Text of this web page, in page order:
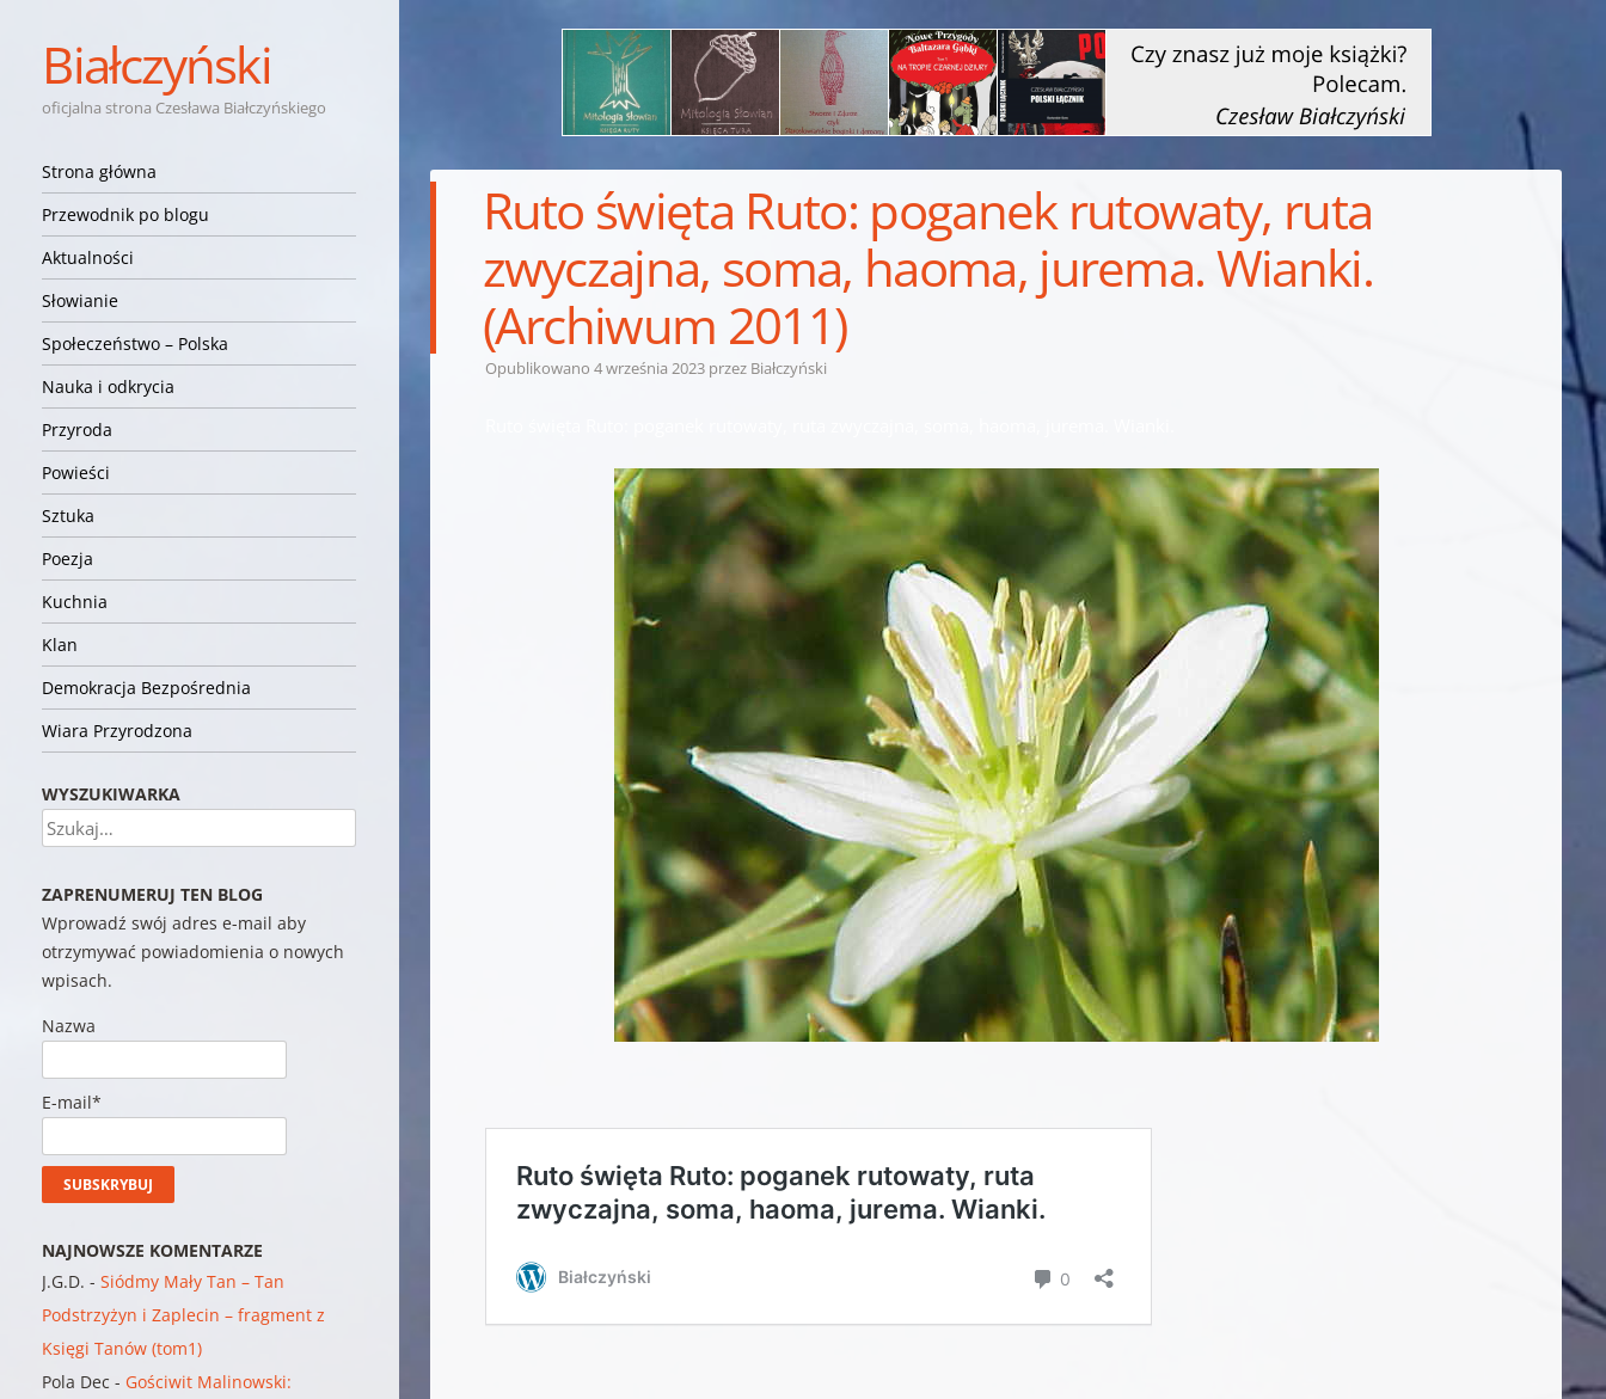
Białczyński
oficjalna strona Czesława Białczyńskiego
Nawigacja
Przejdź do treści
Strona główna
Przewodnik po blogu
Aktualności
Słowianie
Społeczeństwo – Polska
Nauka i odkrycia
Przyroda
Powieści
Sztuka
Poezja
Kuchnia
Klan
Demokracja Bezpośrednia
Wiara Przyrodzona
Ruto święta Ruto: poganek rutowaty, ruta
zwyczajna, soma, haoma, jurema. Wianki.
(Archiwum 2011)
Opublikowano4 września 2023 przez Białczyński
WYSZUKIWARKA
Szukaj
ZAPRENUMERUJ TEN BLOG
Wprowadź swój adres e-mail aby
otrzymywać powiadomienia o nowych
wpisach.
Nazwa
E-mail*
NAJNOWSZE KOMENTARZE
J.G.D. -Siódmy Mały Tan – Tan
Podstrzyżyn i Zaplecin – fragment z
Księgi Tanów (tom1)
Pola Dec - Gościwit Malinowski: